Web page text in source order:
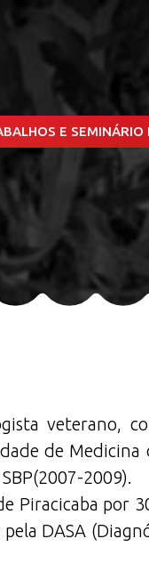
E SEMINÁRIO
veterano,
de
2009).
Piracicaba por
DASA